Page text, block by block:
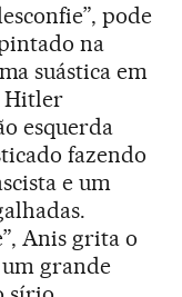
pode
na
suástica em
Hitler
esquerda
fazendo
e um
Anis grita o
grande